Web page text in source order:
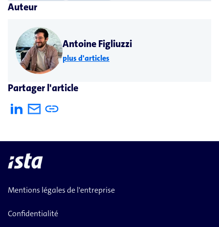
Auteur
Antoine Figliuzzi
plus d'articles
Partager l'article
Mentions légales de l'entreprise
Confidentialité